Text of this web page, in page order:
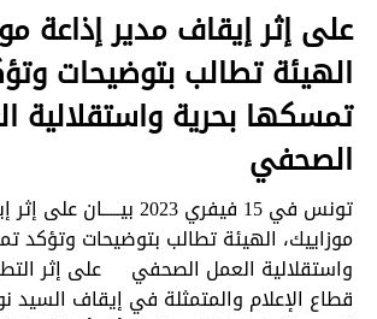
على إثر إيقاف مدير إذاعة
الهيئة تطالب بتوضيحات
تمسكها بحرية واستقلالية
الصحفي
تونس في 15 فيفري 2023
موزاييك، الهيئة تطالب بتوضيحات وتؤكد
واستقلالية العمل الصحفي على إثر
قطاع الإعلام والمتمثلة في إيقاف السيد